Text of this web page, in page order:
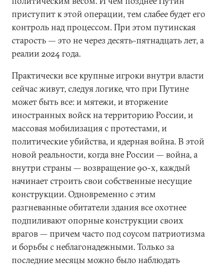
приступит к этой операции, тем слабее будет его
контроль над процессом. При этом путинская
старость — это не через десять-пятнадцать лет, а
реалии 2024 года.
Практически все крупные игроки внутри власти
сейчас живут, следуя логике, что при Путине
может быть все: и мятежи, и вторжение
иностранных войск на территорию России, и
массовая мобилизация с протестами, и
политические убийства, и ядерная война. В этой
новой реальности, когда вне России — война, а
внутри страны — возвращение 90-х, каждый
начинает строить свои собственные несущие
конструкции. Одновременно с этим
разгневанные обитатели здания все охотнее
подпиливают опорные конструкции своих
врагов — причем часто под соусом патриотизма
и борьбы с неблагонадежными. Только за
последние месяцы можно было наблюдать